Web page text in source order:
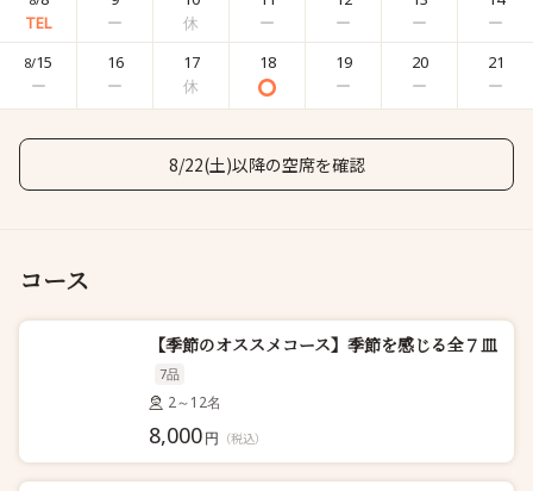
8/15 16 17 18 19 20 21
8/22(土)以降の空席を確認
コース
【季節のオススメコース】季節を感じる全７皿
7品
2～12名
8,000円 （税込）